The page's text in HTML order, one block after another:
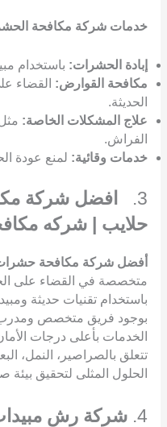
خدمات شركة مكافحة
إبادة الحشرات: باستخدام
مكافحة القوارض: القضاء
الحديثة.
علاج المشكلات الخاصة:
الفراش.
خدمات وقائية: لمنع عودة
3.
افضل شركة
حلايب | شركه
أفضل شركة مكافحة
متخصصة في القضاء على
باستخدام تقنيات حديثة
بوجود فريق متخصص
الخدمات بأعلى درجات
تتعلق بالصراصير، النمل،
الحلول المثلى لتحقيق
4. شركة رش